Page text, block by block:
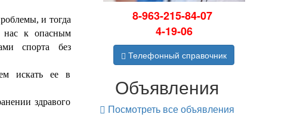
и тогда
нас к опасным
спорта без
искать ее в
здравого
8-963-215-84-07
4-19-06
Телефонный справочник
Объявления
Посмотреть все объявления